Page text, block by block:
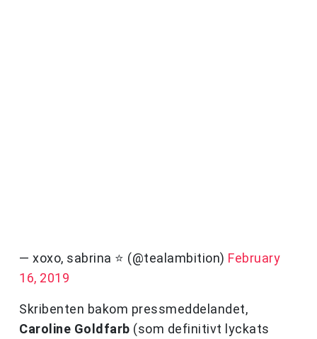
— xoxo, sabrina ⭐️ (@tealambition) February
16, 2019
Skribenten bakom pressmeddelandet,
Caroline Goldfarb (som definitivt lyckats